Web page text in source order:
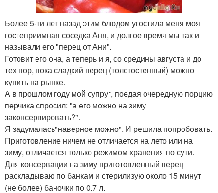
Более 5-ти лет назад этим блюдом угостила меня моя
гостеприимная соседка Аня, и долгое время мы так и
называли его "перец от Ани".
Готовит его она, а теперь и я, со средины августа и до
тех пор, пока сладкий перец (толстостенный) можно
купить на рынке.
А в прошлом году мой супруг, поедая очередную порцию
перчика спросил: "а его можно на зиму
законсервировать?".
Я задумалась"наверное можно". И решила попробовать.
Приготовление ничем не отличается на лето или на
зиму, отличается только режимом хранения по сути.
Для консервации на зиму приготовленный перец
раскладываю по банкам и стерилизую около 15 минут
(не более) баночки по 0.7 л.